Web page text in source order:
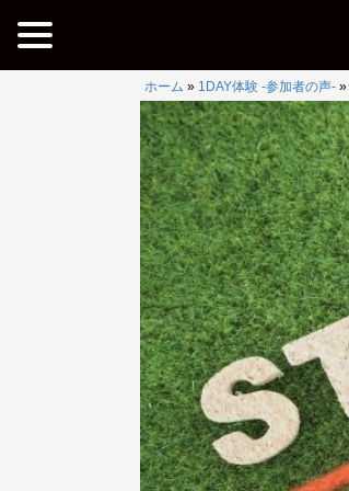
ホーム » 1DAY体験 -参加者の声-»